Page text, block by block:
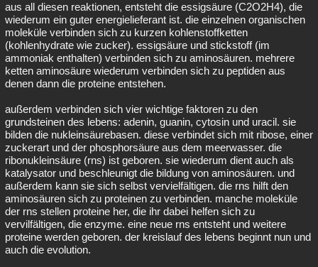
aus all diesen reaktionen, entsteht die essigsäure (C2O2H4), die
wiederum ein guter energielieferant ist. die einzelnen organischen
moleküle verbinden sich zu kurzen kohlenstoffketten
(kohlenhydrate wie zucker). essigsäure und stickstoff (im
ammoniak enthalten) verbinden sich zu aminosäuren. mehrere
ketten aminosäure wiederum verbinden sich zu peptiden aus
denen dann die proteine entstehen.
außerdem verbinden sich vier wichtige faktoren zu den
grundsteinen des lebens: adenin, guanin, cytosin und uracil. sie
bilden die nukleinsäurebasen. diese verbindet sich mit ribose, einer
zuckerart und der phosphorsäure aus dem meerwasser. die
ribonukleinsäure (rns) ist geboren. sie wiederum dient auch als
katalysator und beschleunigt die bildung von aminosäuren. und
außerdem kann sie sich selbst vervielfältigen. die rns hilft den
aminosäuren sich zu proteinen zu verbinden. manche moleküle
der rns stellen proteine her, die ihr dabei helfen sich zu
vervilfältigen, die enzyme. eine neue rns entsteht und weitere
proteine werden geboren. der kreislauf des lebens beginnt nun und
auch die evolution.